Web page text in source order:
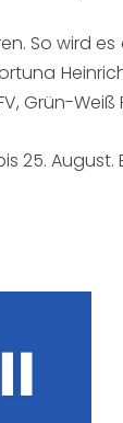
So wird
Grün-